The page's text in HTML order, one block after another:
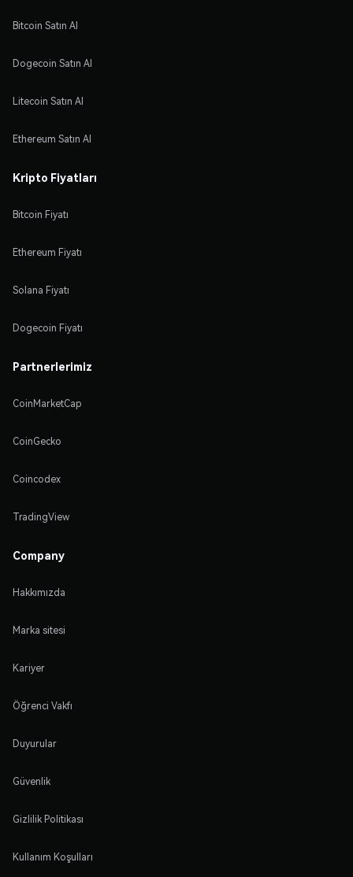
Bitcoin Satın Al
Dogecoin Satın Al
Litecoin Satın Al
Ethereum Satın Al
Kripto Fiyatları
Bitcoin Fiyatı
Ethereum Fiyatı
Solana Fiyatı
Dogecoin Fiyatı
Partnerlerimiz
CoinMarketCap
CoinGecko
Coincodex
TradingView
Company
Hakkımızda
Marka sitesi
Kariyer
Öğrenci Vakfı
Duyurular
Güvenlik
Gizlilik Politikası
Kullanım Koşulları